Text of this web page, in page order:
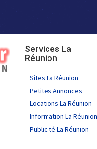
Services La
Réunion
Sites La Réunion
Petites Annonces
Locations La Réunion
Information La Réunion
Publicité La Réunion